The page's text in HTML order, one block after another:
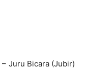
– Juru Bicara (Jubir)